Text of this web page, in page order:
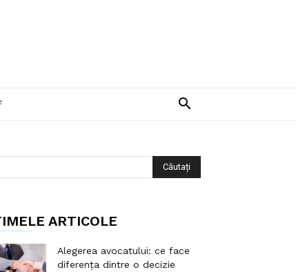
ARTICOLE
Alegerea avocatului: ce face
diferența dintre o decizie